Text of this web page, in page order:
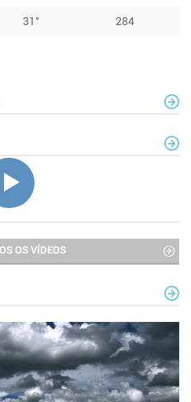
31° 284
OS VÍDEOS